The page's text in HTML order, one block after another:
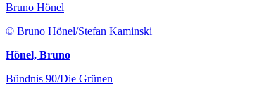
Bruno Hönel
© Bruno Hönel/Stefan Kaminski
Hönel, Bruno
Bündnis 90/Die Grünen